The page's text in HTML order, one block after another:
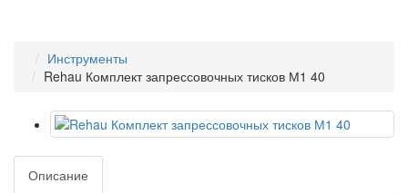
Инструменты
Rehau Комплект запрессовочных тисков М1 40
Описание